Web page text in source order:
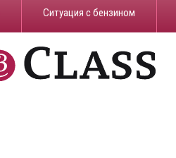
​Ситуация с бензином